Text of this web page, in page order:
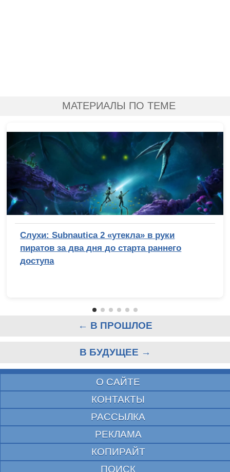
МАТЕРИАЛЫ ПО ТЕМЕ
Слухи: Subnautica 2 «утекла» в руки
пиратов за два дня до старта раннего
доступа
← В ПРОШЛОЕ
В БУДУЩЕЕ →
О САЙТЕ
КОНТАКТЫ
РАССЫЛКА
РЕКЛАМА
КОПИРАЙТ
ПОИСК